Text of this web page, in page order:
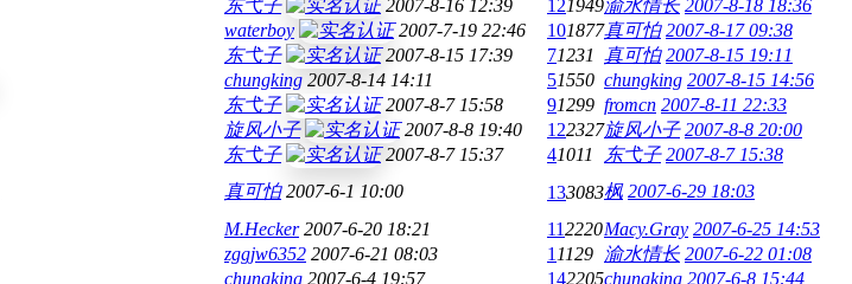
东弋子 2007-8-16 12:39 121949渝水情长 2007-8-18 18:36
waterboy 2007-7-19 22:46 101877真可怕 2007-8-17 09:38
东弋子 2007-8-15 17:39 71231 真可怕 2007-8-15 19:11
chungking 2007-8-14 14:11 51550 chungking 2007-8-15 14:56
东弋子 2007-8-7 15:58 91299 fromcn 2007-8-11 22:33
旋风小子 2007-8-8 19:40 122327旋风小子 2007-8-8 20:00
东弋子 2007-8-7 15:37 41011 东弋子 2007-8-7 15:38
真可怕 2007-6-1 10:00 133083枫 2007-6-29 18:03
M.Hecker 2007-6-20 18:21 112220Macy.Gray 2007-6-25 14:53
zggjw6352 2007-6-21 08:03 1 1129 渝水情长 2007-6-22 01:08
chungking 2007-6-4 19:57 142205chungking 2007-6-8 15:44